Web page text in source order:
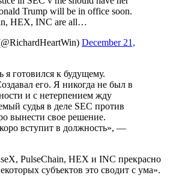
Trump will be in office soon.
HEX, INC are all…
December 21,
готовился к будущему.
его. Я никогда не был в
и с нетерпением жду
судья в деле SEC против
вынести свое решение.
вступит в должность», —
PulseChain, HEX и INC прекрасно
субъектов это сводит с ума».